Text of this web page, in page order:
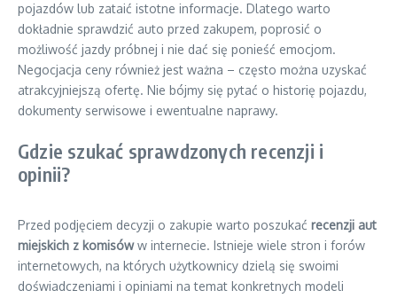
pojazdów lub zataić istotne informacje. Dlatego warto
dokładnie sprawdzić auto przed zakupem, poprosić o
możliwość jazdy próbnej i nie dać się ponieść emocjom.
Negocjacja ceny również jest ważna – często można uzyskać
atrakcyjniejszą ofertę. Nie bójmy się pytać o historię pojazdu,
dokumenty serwisowe i ewentualne naprawy.
Gdzie szukać sprawdzonych recenzji i
opinii?
Przed podjęciem decyzji o zakupie warto poszukać recenzji aut
miejskich z komisóww internecie. Istnieje wiele stron i forów
internetowych, na których użytkownicy dzielą się swoimi
doświadczeniami i opiniami na temat konkretnych modeli